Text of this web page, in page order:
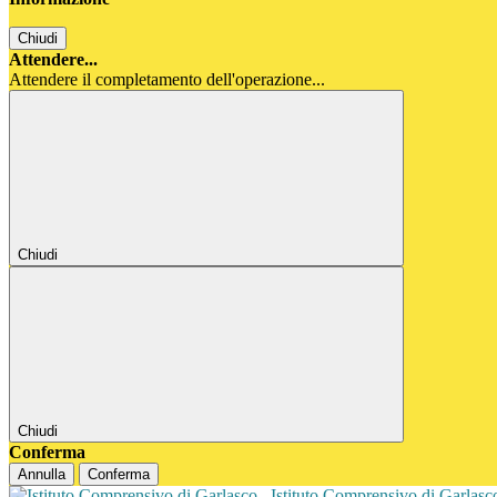
Chiudi
Attendere...
Attendere il completamento dell'operazione...
Chiudi
Chiudi
Conferma
Annulla Conferma